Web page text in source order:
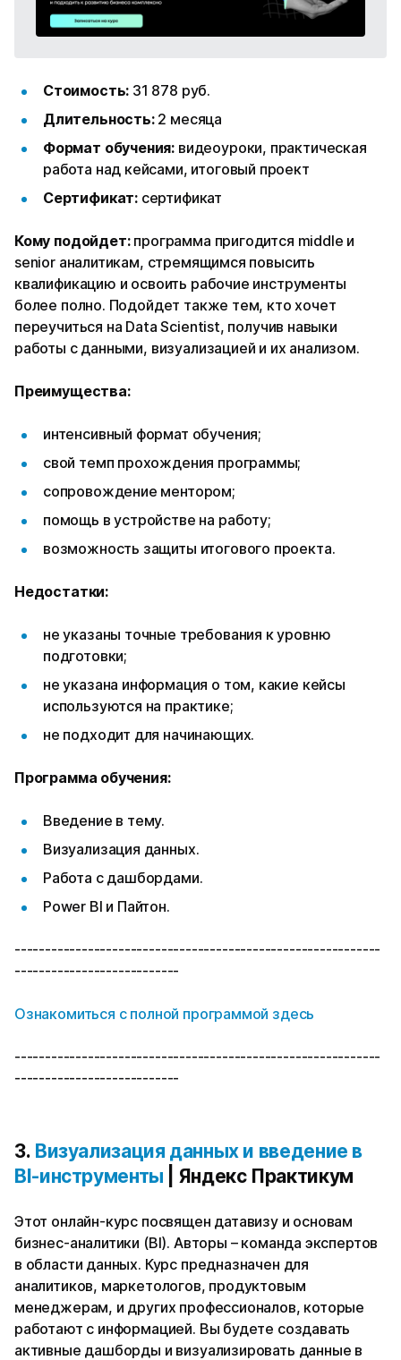
Стоимость: 31 878 руб.
Длительность: 2 месяца
Формат обучения: видеоуроки, практическая
работа над кейсами, итоговый проект
Сертификат: сертификат
Кому подойдет: программа пригодится middle и
senior аналитикам, стремящимся повысить
квалификацию и освоить рабочие инструменты
более полно. Подойдет также тем, кто хочет
переучиться на Data Scientist, получив навыки
работы с данными, визуализацией и их анализом.
Преимущества:
интенсивный формат обучения;
свой темп прохождения программы;
сопровождение ментором;
помощь в устройстве на работу;
возможность защиты итогового проекта.
Недостатки:
не указаны точные требования к уровню
подготовки;
не указана информация о том, какие кейсы
используются на практике;
не подходит для начинающих.
Программа обучения:
Введение в тему.
Визуализация данных.
Работа с дашбордами.
Power BI и Пайтон.
------------------------------------------------------------
---------------------------
Ознакомиться с полной программой здесь
------------------------------------------------------------
---------------------------
3. Визуализация данных и введение в
BI-инструменты | Яндекс Практикум
Этот онлайн-курс посвящен датавизу и основам
бизнес-аналитики (BI). Авторы – команда экспертов
в области данных. Курс предназначен для
аналитиков, маркетологов, продуктовым
менеджерам, и других профессионалов, которые
работают с информацией. Вы будете создавать
активные дашборды и визуализировать данные в